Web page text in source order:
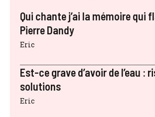
Qui chante j’ai la mémoire qui
Pierre Dandy
Eric
Est-ce grave d’avoir de l’eau :
solutions
Eric